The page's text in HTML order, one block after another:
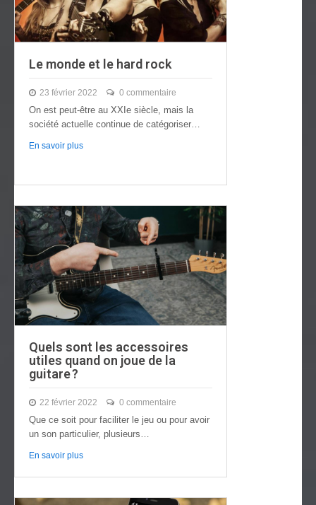
Le monde et le hard rock
23 février 2022 0 commentaire
On est peut-être au XXIe siècle, mais la
société actuelle continue de catégoriser
En savoir plus
Quels sont les accessoires
utiles quand on joue de la
guitare ?
22 février 2022 0 commentaire
Que ce soit pour faciliter le jeu ou pour avoir
un son particulier, plusieurs…
En savoir plus